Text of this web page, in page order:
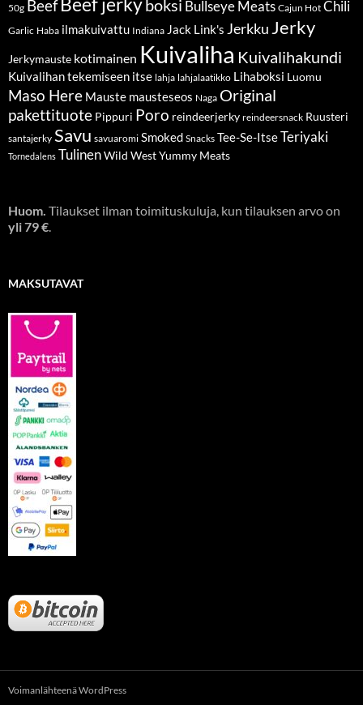
50g Beef boksi Bullseye Meats Cajun Hot Chili
Garlic Haba ilmakuivattu Indiana Jack Link's Jerkku Jerky
Jerkymauste kotimainen Kuivaliha Kuivalihakundi
Kuivalihan tekemiseen itse lahja lahjalaatikko Lihaboksi Luomu
Maso Here Mauste mausteseos Naga Original
pakettituote Pippuri Poro reindeerjerky reindeersnack Ruusteri
santajerky Savu savuaromi Smoked Snacks Tee-Se-ItseTeriyaki
Tornedalens TulinenWild WestYummy Meats
Huom. Tilaukset ilman toimituskuluja, kun tilauksen arvo on
yli 79 €.
MAKSUTAVAT
Voimanlähteenä WordPress